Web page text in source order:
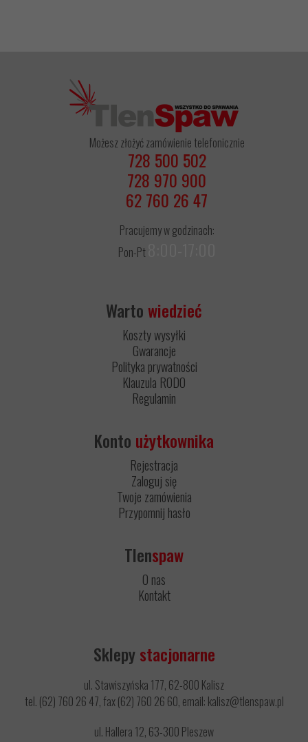
Możesz złożyć zamówienie telefonicznie
728 500 502
728 970 900
62 760 26 47
Pracujemy w godzinach:
Pon-Pt
Wartowiedzieć
Koszty wysyłki
Gwarancje
Polityka prywatności
Klauzula RODO
Regulamin
Konto użytkownika
Rejestracja
Zaloguj się
Twoje zamówienia
Przypomnij hasło
Tlenspaw
O nas
Kontakt
Sklepystacjonarne
ul. Stawiszyńska 177, 62-800 Kalisz
tel. (62) 760 26 47, fax (62) 760 26 60, email: kalisz@tlenspaw.pl
ul. Hallera 12, 63-300 Pleszew